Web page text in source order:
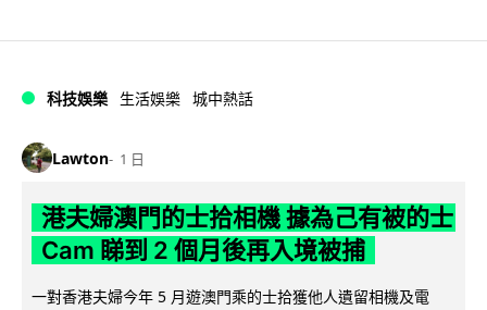
科技娛樂 生活娛樂 城中熱話
Lawton 1 日
港夫婦澳門的士拾相機 據為己有被的士
Cam 睇到 2 個月後再入境被捕
一對香港夫婦今年 5 月遊澳門乘的士拾獲他人遺留相機及電